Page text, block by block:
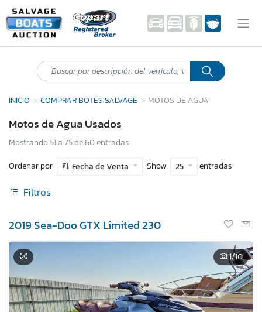
INICIO COMPRAR BOTES SALVAGE MOTOS DE AGUA
Motos de Agua Usados
Mostrando 51 a 75 de 60 entradas
Ordenar por
Fecha de Venta Show 25 entradas
Filtros
2019 Sea-Doo GTX Limited 230
1/10